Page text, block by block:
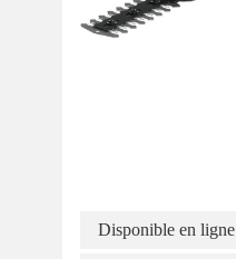
Disponible en ligne